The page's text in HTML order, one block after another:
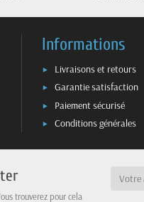
Informations
Livraisons et retours
Garantie satisfaction
Paiement sécurisé
Conditions générales
trouverez pour cela